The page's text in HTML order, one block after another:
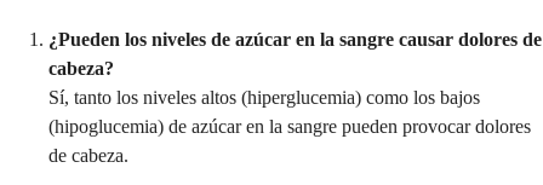
¿Pueden los niveles de azúcar en la sangre causar dolores de
cabeza?
Sí, tanto los niveles altos (hiperglucemia) como los bajos
(hipoglucemia) de azúcar en la sangre pueden provocar dolores
de cabeza.